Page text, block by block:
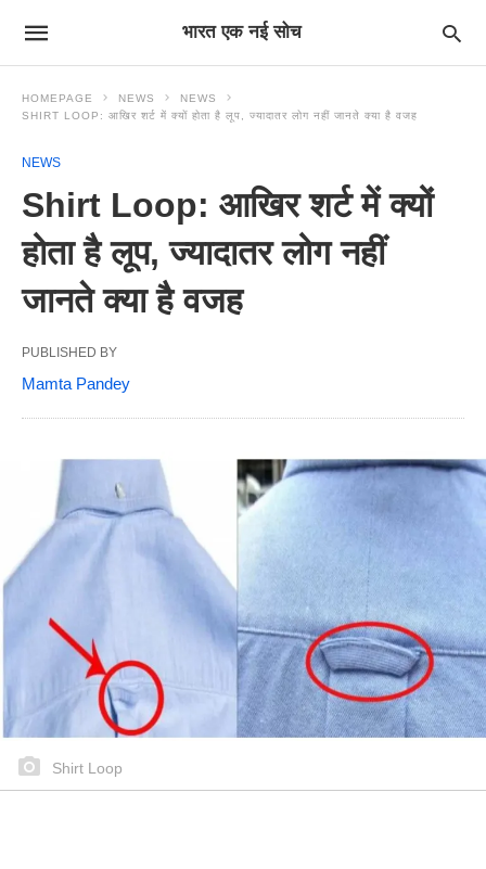
भारत एक नई सोच
HOMEPAGE NEWS
NEWS
SHIRT LOOP: आखिर शर्ट में क्यों होता है लूप, ज्यादातर लोग नहीं जानते क्या है वजह
NEWS
Shirt Loop: आखिर शर्ट में क्यों
होता है लूप, ज्यादातर लोग नहीं
जानते क्या है वजह
PUBLISHED BY
Mamta Pandey
Shirt Loop